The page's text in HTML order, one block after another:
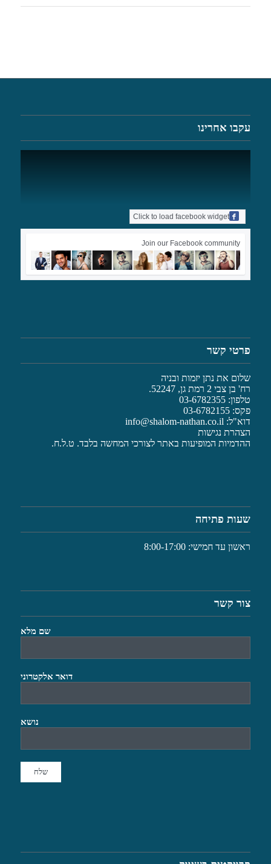
עקבו אחרינו
Click to load facebook widget
Join our Facebook community
פרטי קשר
שלום את נתן יזמות ובניה
רח' בן צבי 2 רמת גן, 52247.
טלפון: 03-6782355
פקס: 03-6782155
דוא"ל: info@shalom-nathan.co.il
הצהרת נגישות
ההדמיות המופיעות באתר לצורכי המחשה בלבד. ט.ל.ח.
שעות פתיחה
ראשון עד חמישי: 8:00-17:00
צור קשר
שם מלא
דואר אלקטרוני
נושא